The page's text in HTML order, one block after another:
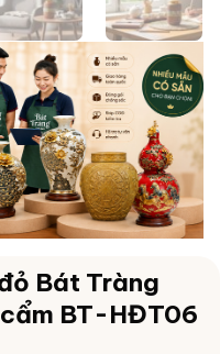
Bát Tràng
BT-HĐT06